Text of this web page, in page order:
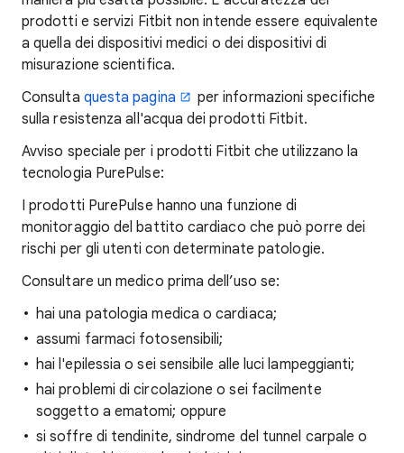
prodotti e servizi Fitbit non intende essere equivalente
a quella dei dispositivi medici o dei dispositivi di
misurazione scientifica.
Consulta questa pagina
per informazioni specifiche
sulla resistenza all'acqua dei prodotti Fitbit.
Avviso speciale per i prodotti Fitbit che utilizzano la
tecnologia PurePulse:
I prodotti PurePulse hanno una funzione di
monitoraggio del battito cardiaco che può porre dei
rischi per gli utenti con determinate patologie.
Consultare un medico prima dell’uso se:
hai una patologia medica o cardiaca;
assumi farmaci fotosensibili;
hai l'epilessia o sei sensibile alle luci lampeggianti;
hai problemi di circolazione o sei facilmente
soggetto a ematomi; oppure
si soffre di tendinite, sindrome del tunnel carpale o